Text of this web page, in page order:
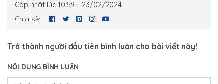
Cập nhật lúc 10:59 - 23/02/2024
Chia sẻ:
Trở thành người đầu tiên bình luận cho bài viết này!
NỘI DUNG BÌNH LUẬN